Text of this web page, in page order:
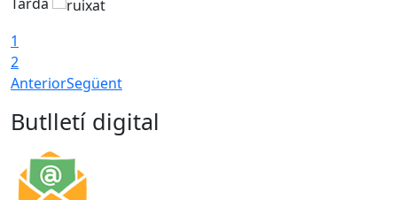
Tarda
1
2
AnteriorSegüent
Butlletí digital